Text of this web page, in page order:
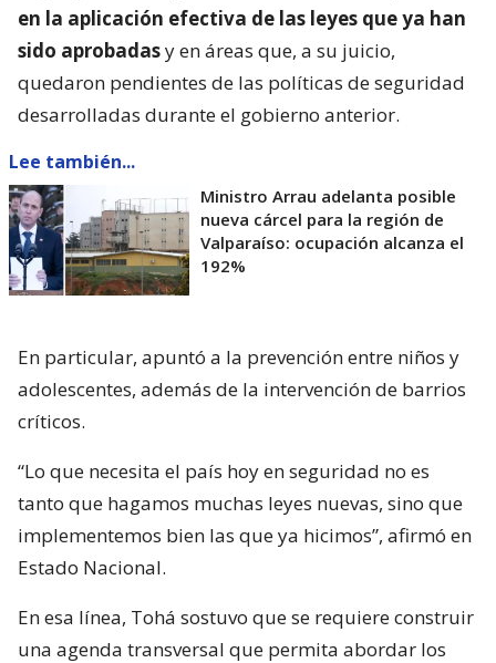
en la aplicación efectiva de las leyes que ya han
sido aprobadasy en áreas que, a su juicio,
quedaron pendientes de las políticas de seguridad
desarrolladas durante el gobierno anterior.
Lee también...
Ministro Arrau adelanta posible
nueva cárcel para la región de
Valparaíso: ocupación alcanza el
192%
En particular, apuntó a la prevención entre niños y
adolescentes, además de la intervención de barrios
críticos.
“Lo que necesita el país hoy en seguridad no es
tanto que hagamos muchas leyes nuevas, sino que
implementemos bien las que ya hicimos”, afirmó en
Estado Nacional.
En esa línea, Tohá sostuvo que se requiere construir
una agenda transversal que permita abordar los